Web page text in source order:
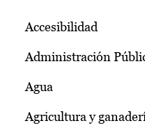
Accesibilidad
Administración
Agua
Agricultura y